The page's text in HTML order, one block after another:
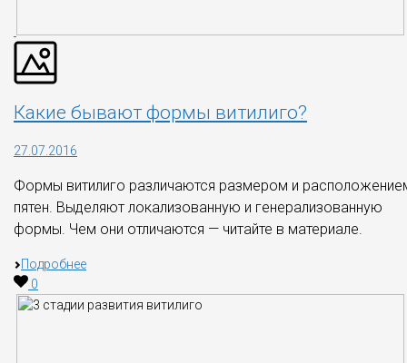
Какие бывают формы витилиго?
27.07.2016
Формы витилиго различаются размером и
пятен. Выделяют локализованную и генерализованную
формы. Чем они отличаются — читайте в материале.
Подробнее
0